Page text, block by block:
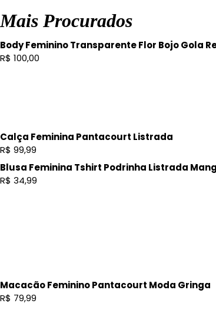
Mais Procurados
Body Feminino Transparente Flor Bojo Gola
R$ 100,00
Calça Feminina Pantacourt Listrada
R$ 99,99
Blusa Feminina Tshirt Podrinha Listrada
R$ 34,99
Macacão Feminino Pantacourt Moda Gringa
R$ 79,99